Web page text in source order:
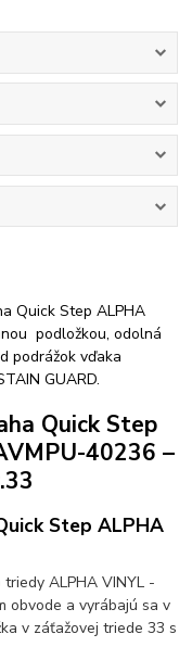
Quick Step ALPHA
podložkou, odolná
podrážok vďaka
GUARD.
Quick Step
40236 –
Step ALPHA
ALPHA VINYL -
obvode a vyrábajú sa v
v záťažovej triede 33 s